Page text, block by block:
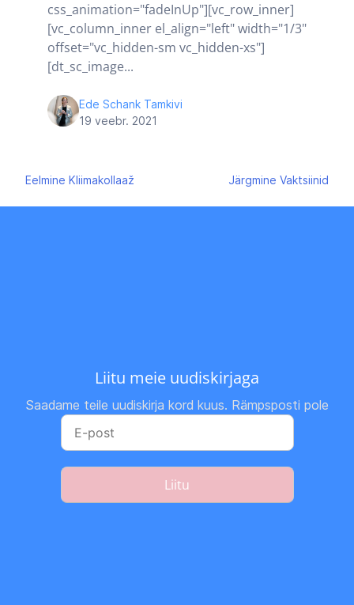
css_animation="fadeInUp"][vc_row_inner]
[vc_column_inner el_align="left" width="1/3"
offset="vc_hidden-sm vc_hidden-xs"]
[dt_sc_image...
Ede Schank Tamkivi
19 veebr. 2021
Navigeerimine
Eelmine Kliimakollaaž Järgmine Vaktsiinid
Liitu meie uudiskirjaga
Saadame teile uudiskirja kord kuus. Rämpsposti pole
Liitu